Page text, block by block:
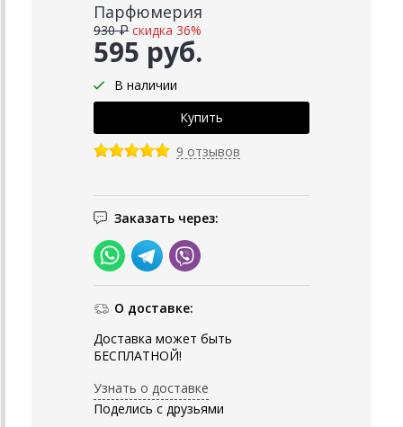
Парфюмерия
595 руб.
930 ₽ скидка 36%
В наличии
9 отзывов
Заказать через:
О доставке:
Доставка может быть
БЕСПЛАТНОЙ!
Узнать о доставке
Поделись с друзьями